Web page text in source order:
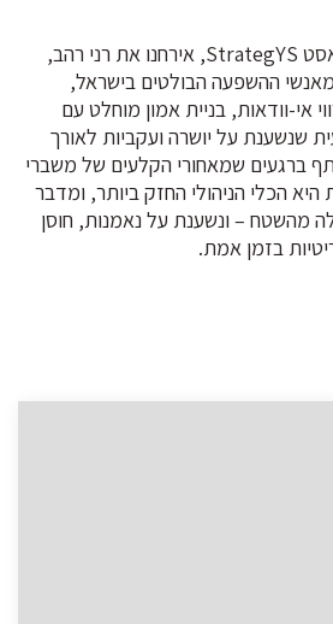
בפרק החדש של הפודקאסט StrategYS, אירחנו את רני רהב,
ההשפעה הבולטים בישראל,
אי-וודאות, בניית אמון מוחלט עם
שנשענת על יושרה ועקביות לאורך
ברגעים שמאחורי הקלעים של משברי
הכלי הניהולי החזק ביותר, ומדבר
מהשטח – ונשענת על נאמנות, חוסן
בזמן אמת.